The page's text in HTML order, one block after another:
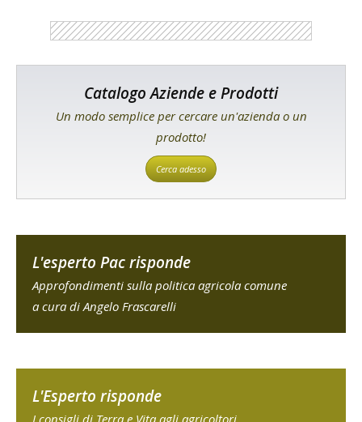
Catalogo Aziende e Prodotti
Un modo semplice per cercare un'azienda o un
prodotto!
Cerca adesso
L'esperto Pac risponde
Approfondimenti sulla politica agricola comune
a cura di Angelo Frascarelli
L'Esperto risponde
I consigli di Terra e Vita agli agricoltori